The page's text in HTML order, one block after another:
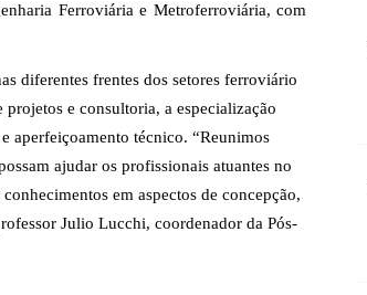
Ferroviária e Metroferroviária, com
diferentes frentes dos setores ferroviário
e consultoria, a especialização
aperfeiçoamento técnico. “Reunimos
ajudar os profissionais atuantes no
em aspectos de concepção,
Julio Lucchi, coordenador da Pós-